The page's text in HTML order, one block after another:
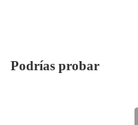
Podrías probar